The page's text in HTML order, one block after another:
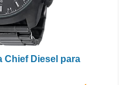
Chief Diesel para